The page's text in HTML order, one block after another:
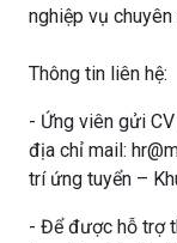
nghiệp vụ
Thông tin liên hệ:
- Ứng viên gửi
địa chỉ mail:
trí ứng tuyển –
- Để được hỗ trợ